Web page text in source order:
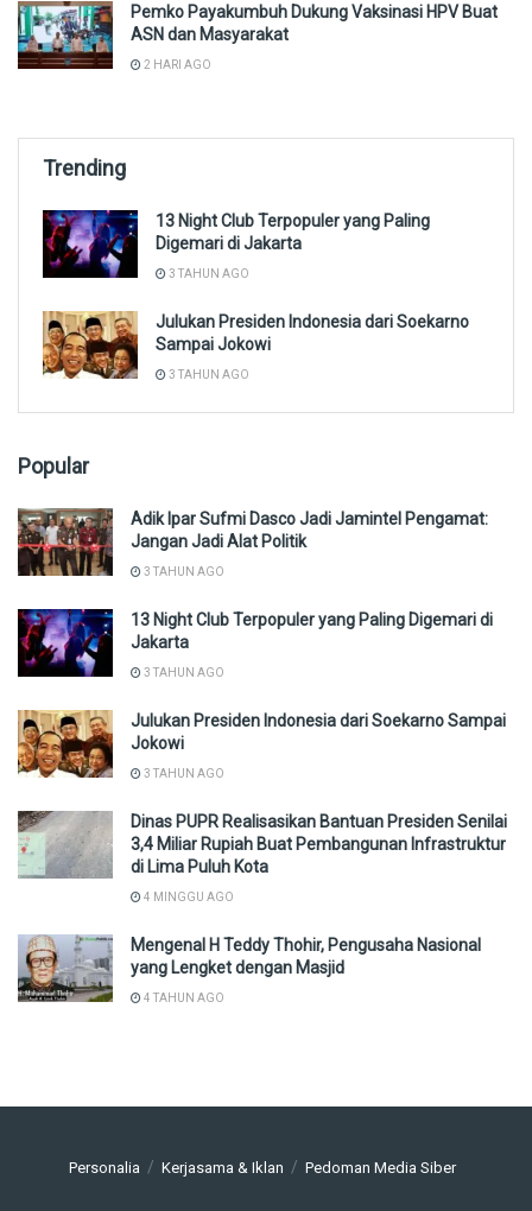
Pemko Payakumbuh Dukung Vaksinasi HPV Buat
ASN dan Masyarakat
2 HARI AGO
Trending
13 Night Club Terpopuler yang Paling
Digemari di Jakarta
3 TAHUN AGO
Julukan Presiden Indonesia dari Soekarno
Sampai Jokowi
3 TAHUN AGO
Popular
Adik Ipar Sufmi Dasco Jadi Jamintel Pengamat:
Jangan Jadi Alat Politik
3 TAHUN AGO
13 Night Club Terpopuler yang Paling Digemari di
Jakarta
3 TAHUN AGO
Julukan Presiden Indonesia dari Soekarno Sampai
Jokowi
3 TAHUN AGO
Dinas PUPR Realisasikan Bantuan Presiden Senilai
3,4 Miliar Rupiah Buat Pembangunan Infrastruktur
di Lima Puluh Kota
4 MINGGU AGO
Mengenal H Teddy Thohir, Pengusaha Nasional
yang Lengket dengan Masjid
4 TAHUN AGO
Personalia Kerjasama & Iklan Pedoman Media Siber